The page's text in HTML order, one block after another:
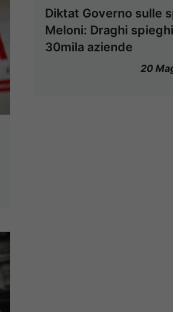
Diktat Governo sulle
Meloni: Draghi
30mila aziende
20